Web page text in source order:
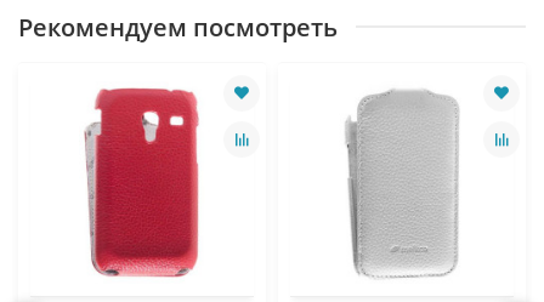
Рекомендуем посмотреть